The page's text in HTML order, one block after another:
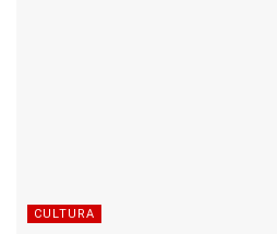
CULTURA